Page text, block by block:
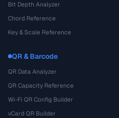
Bit Depth Analyzer
Chord Reference
Key & Scale Reference
QR & Barcode
QR Data Analyzer
QR Capacity Reference
Wi-Fi QR Config Builder
vCard QR Builder